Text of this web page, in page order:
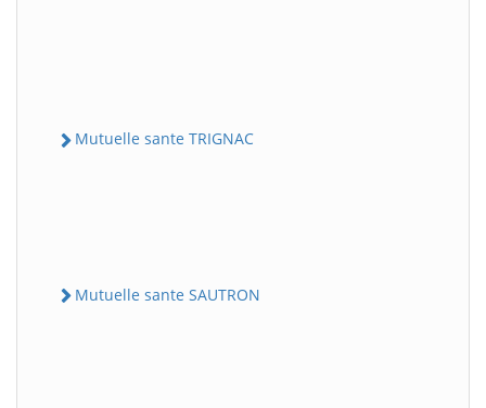
Mutuelle sante TRIGNAC
Mutuelle sante SAUTRON